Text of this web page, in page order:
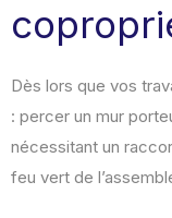
Dès lors que vos
: percer un mur
nécessitant un
feu vert de